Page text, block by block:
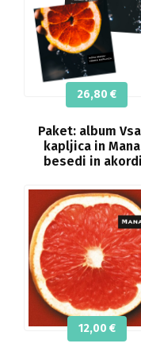
Paket: album
kapljica in
besedi in
26,80 €
12,00 €